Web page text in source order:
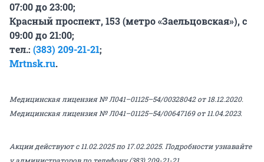
07:00 до 23:00;
Красный проспект, 153 (метро «Заельцовская»), с
09:00 до 21:00;
тел.: (383) 209-21-21;
Mrtnsk.ru.
Медицинская лицензия № Л041–01125–54/00328042 от 18.12.2020.
Медицинская лицензия № Л041–01125–54/00647169 от 11.04.2023.
Акции действуют с 11.02.2025 по 17.02.2025. Подробности узнавайте